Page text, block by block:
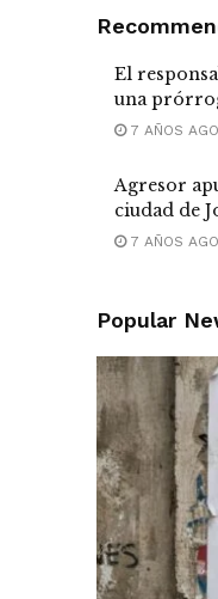
El
una
7 AÑOS AGO
Agresor
ciudad de
7 AÑOS AGO
Popular